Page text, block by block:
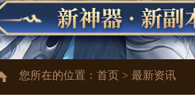
您所在的位置： 首页 > 最新资讯